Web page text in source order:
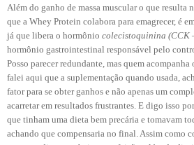
Além do ganho de massa muscular o que resulta
que a Whey Protein colabora para emagrecer, é
já que libera o hormônio colecistoquinina (CCK
hormônio gastrointestinal responsável pelo
Posso parecer redundante, mas quem acompanha
falei aqui que a suplementação quando usada,
fator para se obter ganhos e não apenas um
acarretar em resultados frustrantes. E digo isso
que tinham uma dieta bem precária e tomavam
achando que compensaria no final. Assim como